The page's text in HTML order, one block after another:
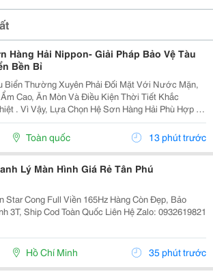
Hàng Hải Nippon- Giải Pháp Bảo Vệ Tàu
Bền Bỉ
Biển Thường Xuyên Phải Đối Mặt Với Nước Mặn,
Cao, Ăn Mòn Và Điều Kiện Thời Tiết Khắc
. Vì Vậy, Lựa Chọn Hệ Sơn Hàng Hải Phù Hợp Là
Tố Quan Trọng Giúp Bảo Vệ Bề Mặt Và Nâng Cao
Độ Bền Công Trình. Sơn Hàng Hải Nippon Được Ứng...
Toàn quốc 13 phút trước
Lý Màn Hình Giá Rẻ Tân Phú
Cong Full Viền 165Hz Hàng Còn Đẹp, Bảo
Hành 3T, Ship Cod Toàn Quốc Liên Hệ Zalo: 0932619821
Hồ Chí Minh 35 phút trước